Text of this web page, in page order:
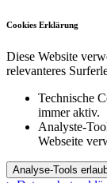
Cookies Erklärung
Diese Website
relevanteres
Technische
immer aktiv.
Analyste-
Webseite
Analyse-Tools